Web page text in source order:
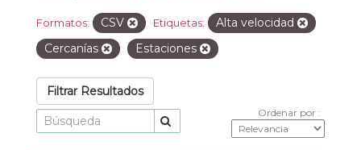
Formatos: CSV Etiquetas:
Alta velocidad
Cercanías
Estaciones
Filtrar Resultados
Ordenar por